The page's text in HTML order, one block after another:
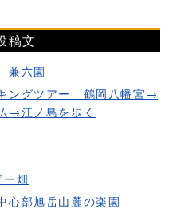
稿文
六園
ングツアー 鶴岡八幡宮→
→江ノ島を歩く
畑
部旭岳山麓の楽園